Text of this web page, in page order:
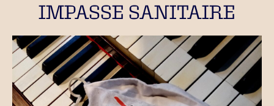
IMPASSE SANITAIRE